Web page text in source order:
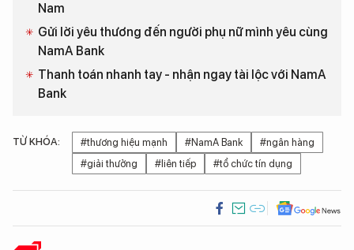
Nam
Gửi lời yêu thương đến người phụ nữ mình yêu cùng
NamA Bank
Thanh toán nhanh tay - nhận ngay tài lộc với NamA
Bank
TỪ KHÓA: #thương hiệu mạnh #NamA Bank
#ngân hàng
#giải thưởng
#liên tiếp #tổ chức tín dụng